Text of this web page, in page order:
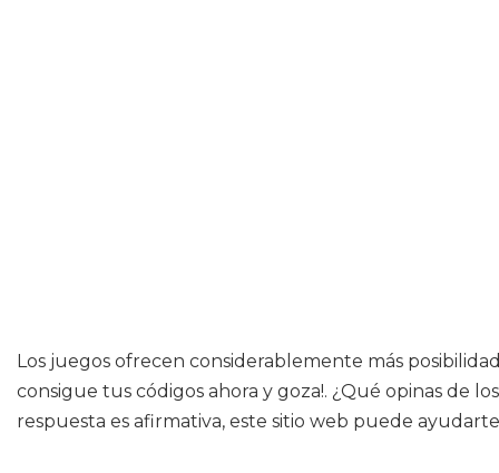
Los juegos ofrecen considerablemente más
consigue tus códigos ahora y goza!. ¿Qué opinas de
respuesta es afirmativa, este sitio web puede